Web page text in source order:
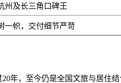
州及长三角口碑王
一帜，交付细节严苛
年，至今仍是全国文旅与居住